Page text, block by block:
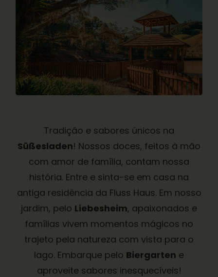
Tradição e sabores únicos na
Süßesladen! Nossos doces, feitos à mão
com amor de família, contam nossa
história. Entre e sinta-se em casa na
antiga residência da Fluss Haus. Em nosso
jardim, pelo Liebesheim, apaixonados e
famílias vivem momentos mágicos no
trajeto pela natureza com vista para o
lago. Embarque pelo Biergarten e
aproveite sabores inesquecíveis!